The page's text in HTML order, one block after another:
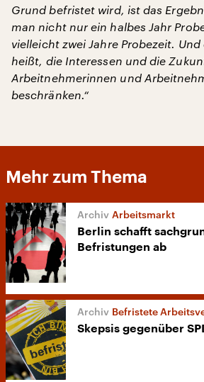
Grund befristet wird, ist das
man nicht nur ein halbes Jahr
vielleicht zwei Jahre Probezeit.
heißt, die Interessen und die
Arbeitnehmerinnen und
beschränken.“
Mehr zum Thema
Arbeitsmarkt
Berlin schafft
Befristungen ab
Befristete
Skepsis gegenüber